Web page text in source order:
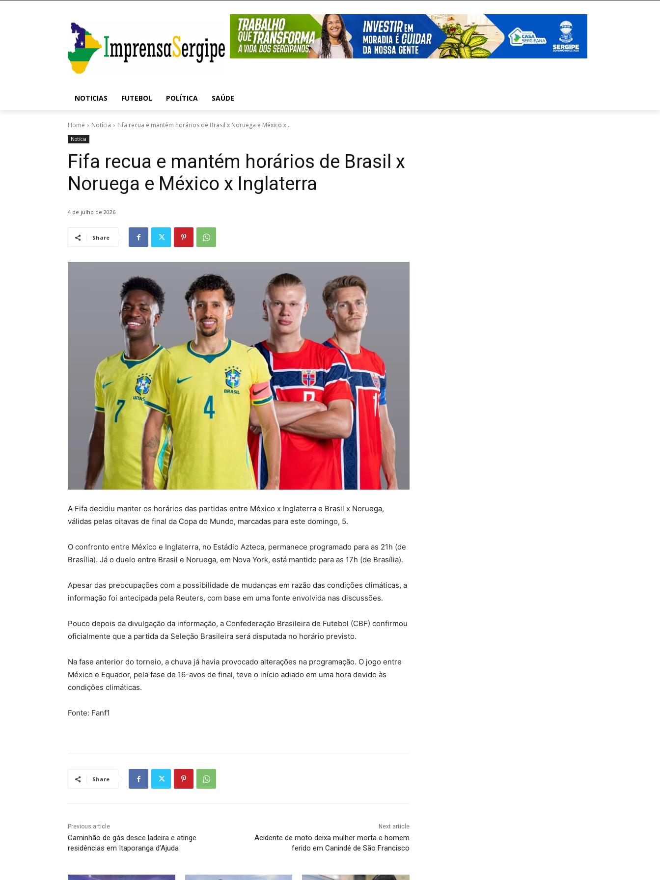
NOTICIAS FUTEBOL POLÍTICA SAÚDE
Home Notícia Fifa recua e mantém horários de Brasil x Noruega e México x...
Notícia
Fifa recua e mantém horários de Brasil x
Noruega e México x Inglaterra
4 de julho de 2026
Share
A Fifa decidiu manter os horários das partidas entre México x Inglaterra e Brasil x Noruega,
válidas pelas oitavas de final da Copa do Mundo, marcadas para este domingo, 5.
O confronto entre México e Inglaterra, no Estádio Azteca, permanece programado para as 21h (de
Brasília). Já o duelo entre Brasil e Noruega, em Nova York, está mantido para as 17h (de Brasília).
Apesar das preocupações com a possibilidade de mudanças em razão das condições climáticas, a
informação foi antecipada pela Reuters, com base em uma fonte envolvida nas discussões.
Pouco depois da divulgação da informação, a Confederação Brasileira de Futebol (CBF) confirmou
oficialmente que a partida da Seleção Brasileira será disputada no horário previsto.
Na fase anterior do torneio, a chuva já havia provocado alterações na programação. O jogo entre
México e Equador, pela fase de 16-avos de final, teve o início adiado em uma hora devido às
condições climáticas.
Fonte: Fanf1
Share
Previous article
Caminhão de gás desce ladeira e atinge
residências em Itaporanga d’Ajuda
Next article
Acidente de moto deixa mulher morta e homem
ferido em Canindé de São Francisco